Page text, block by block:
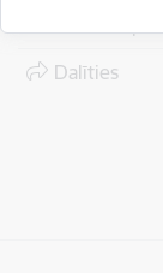
Dalīties